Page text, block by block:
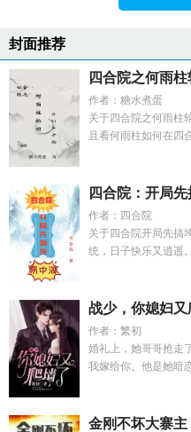
封面推荐
四合院之何雨
作者：糖水煮蛋
关于四合院之何雨柱
且看何雨柱如何在四
四合院：开局
作者：四合院
关于四合院开局先搞
统，日子快乐又逍遥
战少，你媳妇又
作者：繁初
婚礼上，她哥哥抢走
我嫁给你。他是她暗
金刚不坏大寨主